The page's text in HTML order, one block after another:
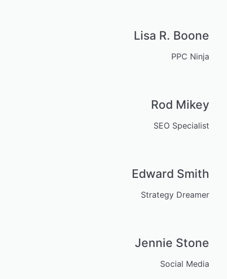
Lisa R. Boone
PPC Ninja
Rod Mikey
SEO Specialist
Edward Smith
Strategy Dreamer
Jennie Stone
Social Media